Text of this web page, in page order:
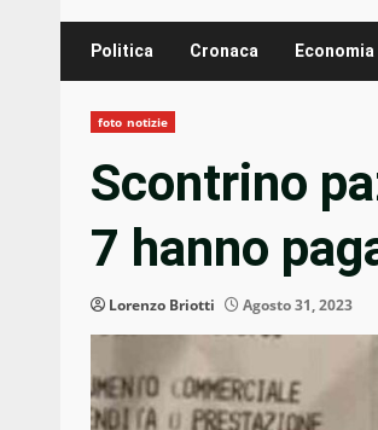
Politica Cronaca Economia
foto notizie
Scontrino
7 hanno
Lorenzo Briotti Agosto 31, 2023